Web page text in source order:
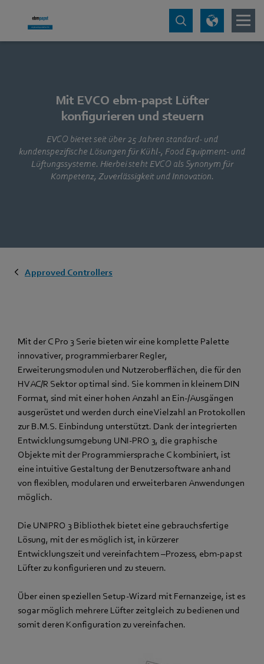
Mit EVCO ebm‑papst Lüfter
konfigurieren und steuern
EVCO bietet seit über 25 Jahren standard- und
kundenspezifische Lösungen für Kühl-, Food Equipment- und
Lüftungssysteme. Hierbei steht EVCO als Synonym für
Kompetenz, Zuverlässigkeit und Innovation.
Approved Controllers
Mit der C Pro 3 Serie bieten wir eine komplette Palette
innovativer, programmierbarer Regler,
Erweiterungsmodulen und Nutzeroberflächen, die für den
HVAC/R Sektor optimal sind. Sie kommen in kleinem DIN
Format, sind mit einer hohen Anzahl an Ein-/Ausgängen
ausgerüstet und werden durch eine Vielzahl an Protokollen
zur B.M.S. Einbindung unterstützt. Dank der integrierten
Entwicklungsumgebung UNI-PRO 3, die graphische
Objekte mit der Programmiersprache C kombiniert, ist
eine intuitive Gestaltung der Benutzersoftware anhand
von flexiblen, modularen und erweiterbaren Anwendungen
möglich.
Die UNIPRO 3 Bibliothek bietet eine gebrauchsfertige
Lösung, mit der es möglich ist, in kürzerer
Entwicklungszeit und vereinfachtem –Prozess, ebm-papst
Lüfter zu konfigurieren und zu steuern.
Über einen speziellen Setup-Wizard mit Fernanzeige, ist es
sogar möglich mehrere Lüfter zeitgleich zu bedienen und
somit deren Konfiguration zu vereinfachen.